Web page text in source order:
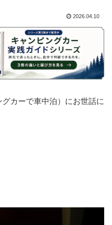
2026.04.10
カーで車中泊）にお世話に